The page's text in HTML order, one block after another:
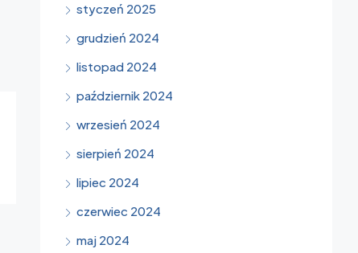
styczeń 2025
grudzień 2024
listopad 2024
październik 2024
wrzesień 2024
sierpień 2024
lipiec 2024
czerwiec 2024
maj 2024